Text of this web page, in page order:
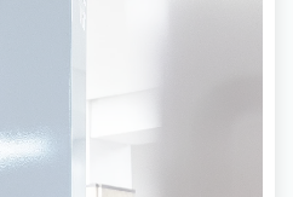
Informationssäule
befinden sich Notruf- und
(NIS), über die ein direkter
zu unserer Service- und
werden kann. Wird